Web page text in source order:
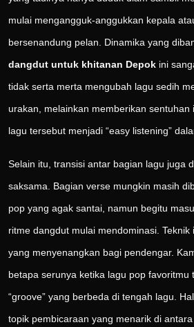
mulai mengangguk-anggukkan kepala
bersenandung pelan. Dinamika yang
dangdut untuk khitanan Depok ini
tidak serta merta mengubah lagu sedih
urakan, melainkan memberikan
lagu tersebut menjadi “easy listening”
Selain itu, transisi antar bagian lagu juga
saksama. Bagian verse mungkin masih
pop yang agak santai, namun begitu
ritme dangdut mulai mendominasi.
yang menyenangkan bagi pendengar.
betapa serunya ketika lagu pop favoritmu
“groove” yang berbeda di tengah lagu.
topik pembicaraan yang menarik di